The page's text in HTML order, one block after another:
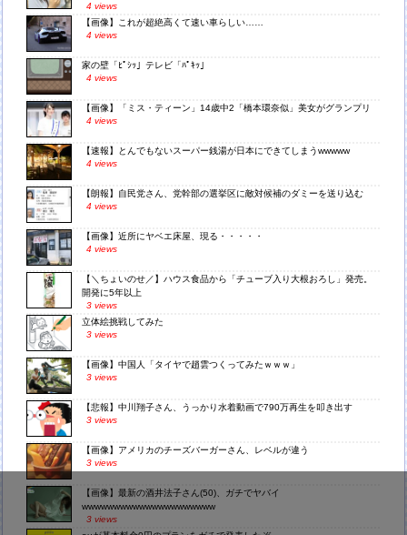
4 views
【画像】これが超絶高くて速い車らしい……
4 views
家の壁「ﾋﾟｼｯ」テレビ「ﾊﾟｷｯ」
4 views
【画像】「ミス・ティーン」14歳中2「橋本環奈似」美女がグランプリ
4 views
【速報】とんでもないスーパー銭湯が日本にできてしまうwwwww
4 views
【朗報】自民党さん、党幹部の選挙区に敵対候補のダミーを送り込む
4 views
【画像】近所にヤベエ床屋、現る・・・・・
4 views
【＼ちょいのせ／】ハウス食品から「チューブ入り大根おろし」発売。
開発に5年以上
3 views
立体絵挑戦してみた
3 views
【画像】中国人「タイヤで趙雲つくってみたｗｗｗ」
3 views
【悲報】中川翔子さん、うっかり水着動画で790万再生を叩き出す
3 views
【画像】アメリカのチーズバーガーさん、レベルが違う
3 views
【画像】最新の酒井法子さん(50)、ガチでヤバイ
wwwwwwwwwwwwwwwwwwwww
3 views